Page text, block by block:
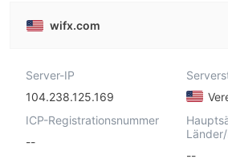
wifx.com
Server-IP
104.238.125.169
ICP-Registrationsnummer
--
--